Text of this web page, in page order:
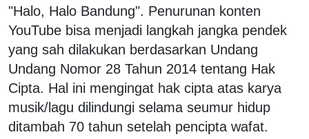
"Halo, Halo Bandung". Penurunan konten
YouTube bisa menjadi langkah jangka pendek
yang sah dilakukan berdasarkan Undang
Undang Nomor 28 Tahun 2014 tentang Hak
Cipta. Hal ini mengingat hak cipta atas karya
musik/lagu dilindungi selama seumur hidup
ditambah 70 tahun setelah pencipta wafat.